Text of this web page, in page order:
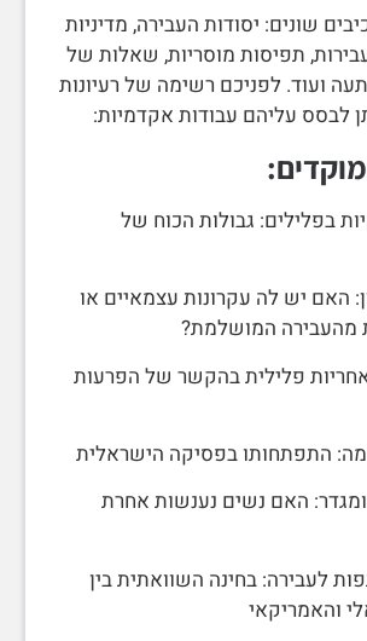
שונים: יסודות העבירה, מדיניות
תפיסות מוסריות, שאלות של
ועוד. לפניכם רשימה של רעיונות
לבסס עליהם עבודות אקדמיות:
בפלילים: גבולות הכוח של
האם יש לה עקרונות עצמאיים או
מהעבירה המושלמת?
פלילית בהקשר של הפרעות
התפתחותו בפסיקה הישראלית
ומגדר: האם נשים נענשות אחרת
לעבירה: בחינה השוואתית בין
והאמריקאי